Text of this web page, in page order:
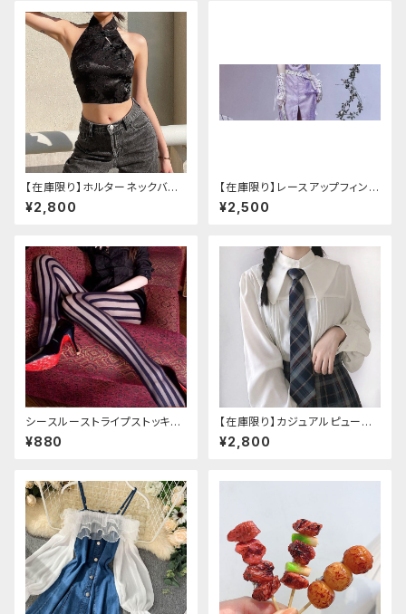
【在庫限り】ホルターネックバッ
クリボンチャイナシャツ
¥2,800
【在庫限り】レースアップフィンガ
ーレスカバー(パンクチャイナ)
¥2,500
シースルーストライプストッキン
グ
¥880
【在庫限り】カジュアルピューリ
タンカラープレッピーブラウス
¥2,800